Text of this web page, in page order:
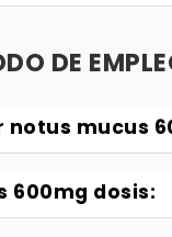
DE
mucus
600mg dosis: